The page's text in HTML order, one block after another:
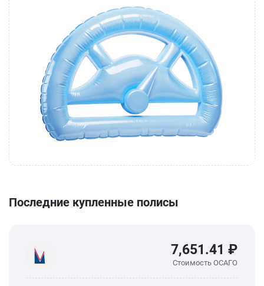
Последние купленные полисы
7,651.41 ₽
Стоимость ОСАГО